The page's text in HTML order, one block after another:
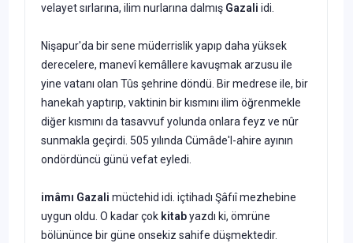
velayet sırlarına, ilim nurlarına dalmış Gazali idi.
Nişapur'da bir sene müderrislik yapıp daha yüksek
derecelere, manevî kemâllere kavuşmak arzusu ile
yine vatanı olan Tûs şehrine döndü. Bir medrese ile, bir
hanekah yaptırıp, vaktinin bir kısmını ilim öğrenmekle
diğer kısmını da tasavvuf yolunda on­lara feyz ve nûr
sunmakla geçirdi. 505 yılında Cümâde'l-ahire ayının
ondördüncü günü vefat eyledi.
imâmı Gazali müctehid idi. içtihadı Şâfıî mezhebine
uygun oldu. O kadar çok kitabyazdı ki, ömrüne
bölününce bir güne onsekiz sahife düşmektedir.